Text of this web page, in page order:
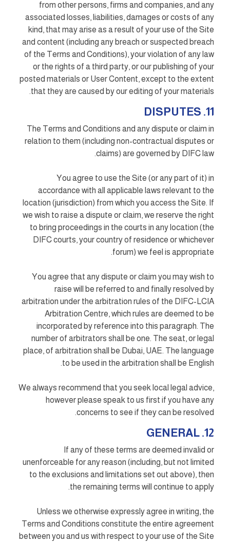
from other persons, firms and companies, and any
associated losses, liabilities, damages or costs of any
kind, that may arise as a result of your use of the Site
and content (including any breach or suspected breach
of the Terms and Conditions), your violation of any law
or the rights of a third party, or our publishing of your
posted materials or User Content, except to the extent
that they are caused by our editing of your materials.
11. DISPUTES
The Terms and Conditions and any dispute or claim in
relation to them (including non-contractual disputes or
claims) are governed by DIFC law.
You agree to use the Site (or any part of it) in
accordance with all applicable laws relevant to the
location (jurisdiction) from which you access the Site. If
we wish to raise a dispute or claim, we reserve the right
to bring proceedings in the courts in any location (the
DIFC courts, your country of residence or whichever
forum) we feel is appropriate.
You agree that any dispute or claim you may wish to
raise will be referred to and finally resolved by
arbitration under the arbitration rules of the DIFC-LCIA
Arbitration Centre, which rules are deemed to be
incorporated by reference into this paragraph. The
number of arbitrators shall be one. The seat, or legal
place, of arbitration shall be Dubai, UAE. The language
to be used in the arbitration shall be English.
We always recommend that you seek local legal advice,
however please speak to us first if you have any
concerns to see if they can be resolved.
12. GENERAL
If any of these terms are deemed invalid or
unenforceable for any reason (including, but not limited
to the exclusions and limitations set out above), then
the remaining terms will continue to apply.
Unless we otherwise expressly agree in writing, the
Terms and Conditions constitute the entire agreement
between you and us with respect to your use of the Site